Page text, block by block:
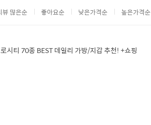
뷰 많은순 좋아요순 낮은가격순 높은가격순
시티 70종 BEST 데일리 가방/지갑 추천! +쇼핑